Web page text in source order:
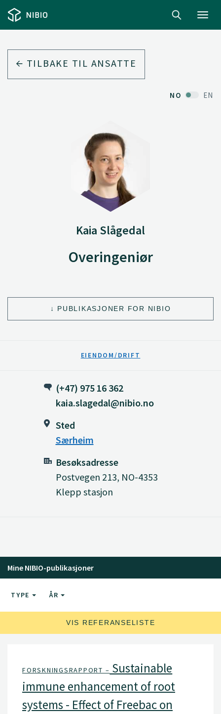
TILBAKE TIL ANSATTE
NO EN
Kaia Slågedal
Overingeniør
PUBLIKASJONER FOR NIBIO
EIENDOM/DRIFT
(+47) 975 16 362
kaia.slagedal@nibio.no
Sted
Særheim
Besøksadresse
Postvegen 213, NO-4353
Klepp stasjon
Mine NIBIO-publikasjoner
TYPE ÅR
VIS REFERANSELISTE
FORSKNINGSRAPPORT – Sustainable
immune enhancement of root
systems - Effect of Freebac on